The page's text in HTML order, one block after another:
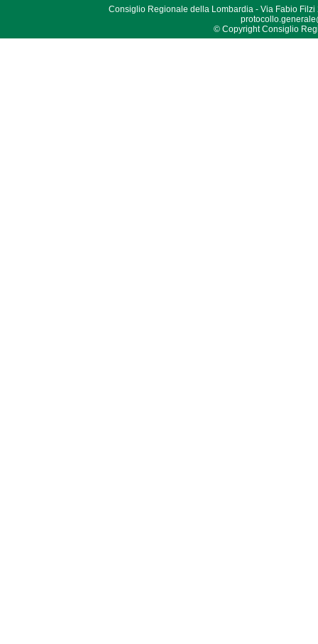
Consiglio Regionale della Lombardia - Via Fabio Filzi
© Copyright Consiglio